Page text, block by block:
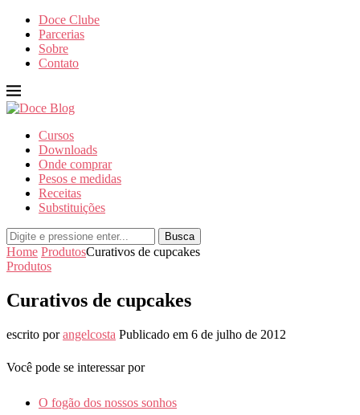
Doce Clube
Parcerias
Sobre
Contato
Cursos
Downloads
Onde comprar
Pesos e medidas
Receitas
Substituições
Busca
Home ProdutosCurativos de cupcakes
Produtos
Curativos de cupcakes
escrito porangelcosta Publicado em 6 de julho de 2012
Você pode se interessar por
O fogão dos nossos sonhos